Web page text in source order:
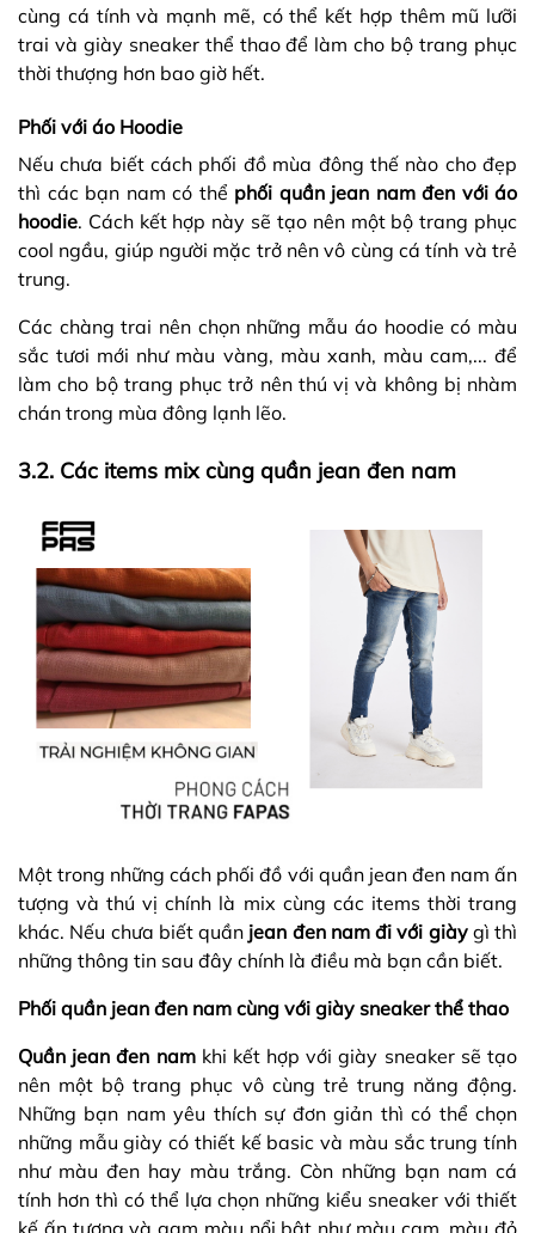
cùng cá tính và mạnh mẽ, có thể kết hợp thêm mũ lưỡi
trai và giày sneaker thể thao để làm cho bộ trang phục
thời thượng hơn bao giờ hết.
Phối với áo Hoodie
Nếu chưa biết cách phối đồ mùa đông thế nào cho đẹp
thì các bạn nam có thể phối quần jean nam đen với áo
hoodie. Cách kết hợp này sẽ tạo nên một bộ trang phục
cool ngầu, giúp người mặc trở nên vô cùng cá tính và trẻ
trung.
Các chàng trai nên chọn những mẫu áo hoodie có màu
sắc tươi mới như màu vàng, màu xanh, màu cam,... để
làm cho bộ trang phục trở nên thú vị và không bị nhàm
chán trong mùa đông lạnh lẽo.
3.2. Các items mix cùng quần jean đen nam
Một trong những cách phối đồ với quần jean đen nam ấn
tượng và thú vị chính là mix cùng các items thời trang
khác. Nếu chưa biết quần jean đen nam đi với giày gì thì
những thông tin sau đây chính là điều mà bạn cần biết.
Phối quần jean đen nam cùng với giày sneaker thể thao
Quần jean đen namkhi kết hợp với giày sneaker sẽ tạo
nên một bộ trang phục vô cùng trẻ trung năng động.
Những bạn nam yêu thích sự đơn giản thì có thể chọn
những mẫu giày có thiết kế basic và màu sắc trung tính
như màu đen hay màu trắng. Còn những bạn nam cá
tính hơn thì có thể lựa chọn những kiểu sneaker với thiết